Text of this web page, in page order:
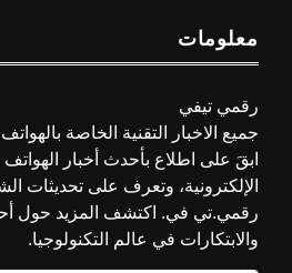
معلومات
رقمي تيفي
جميع الاخبار التقنية الخاصة بالهواتف
ابقَ على اطلاع بأحدث أخبار الهواتف
الإلكترونية، وتعرف على تحديثات
رقمي.تي في. اكتشف المزيد حول
والابتكارات في عالم التكنولوجيا.